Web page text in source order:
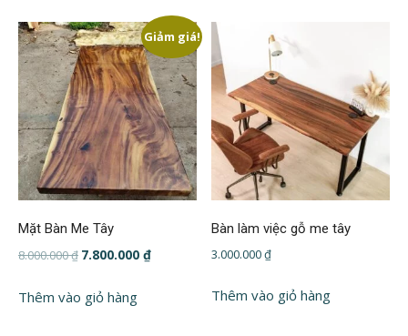
Giảm giá!
Mặt Bàn Me Tây
8.000.000₫ Giá
là:
7.800.000 ₫Giá
Thêm vào giỏ hàng
Bàn làm việc gỗ me tây
3.000.000₫
Thêm vào giỏ hàng